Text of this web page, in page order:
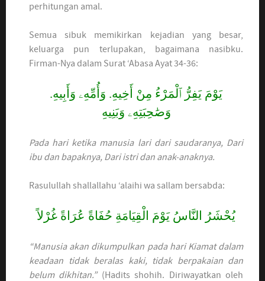
perhitungan amal.
Semua sibuk memikirkan kejadian yang besar,
keluarga pun terlupakan, bagaimana nasibku.
Firman-Nya dalam Surat ‘Abasa Ayat 34-36:
يَوْمَ يَفِرُّ ٱلْمَرْءُ مِنْ أَخِيهِ. وَأُمِّهِۦ وَأَبِيهِ.
وَصَٰحِبَتِهِۦ وَبَنِيهِ
Pada hari ketika manusia lari dari saudaranya, Dari
ibu dan bapaknya, Dari istri dan anak-anaknya.
Rasulullah shallallahu ‘alaihi wa sallam bersabda:
يُحْشَرُ النَّاسُ يَوْمَ الْقِيَامَةِ حُفَاةً عُرَاةً غُرْلاً
“Manusia akan dikumpulkan pada hari Kiamat dalam
keadaan tidak beralas kaki, tidak berpakaian dan
belum dikhitan.”(Hadits shohih. Diriwayatkan oleh